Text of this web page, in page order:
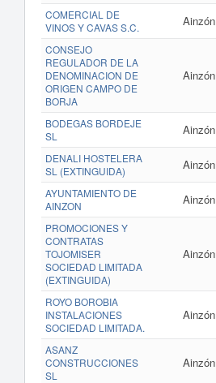
COMERCIAL DE
VINOS Y CAVAS S.C.
Ainzón
CONSEJO
REGULADOR DE LA
DENOMINACION DE
ORIGEN CAMPO DE
BORJA
Ainzón
BODEGAS BORDEJE
SL
Ainzón
DENALI HOSTELERA
SL (EXTINGUIDA)
Ainzón
AYUNTAMIENTO DE
AINZON
Ainzón
PROMOCIONES Y
CONTRATAS
TOJOMISER
SOCIEDAD LIMITADA
(EXTINGUIDA)
Ainzón
ROYO BOROBIA
INSTALACIONES
SOCIEDAD LIMITADA.
Ainzón
ASANZ
CONSTRUCCIONES
SL
Ainzón